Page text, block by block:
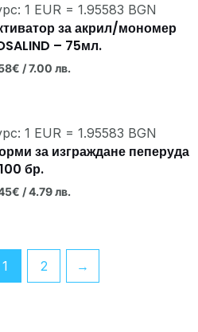
1 EUR = 1.95583 BGN
за акрил/мономер
– 75мл.
€ / 7.00 лв.
1 EUR = 1.95583 BGN
за изграждане пеперуда
бр.
€ / 4.79 лв.
1 2 →